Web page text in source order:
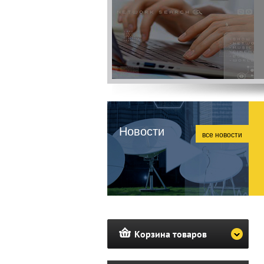
Новости все новости
Корзина товаров